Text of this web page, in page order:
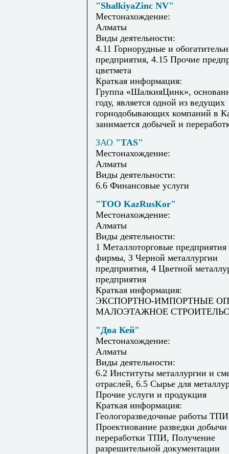
"ShalkiyaZinc NV"
Местонахождение:
Алматы
Виды деятельности:
4.11 Горнорудные и
предприятия, 4.15 Прочие
цветмета
Краткая информация:
Группа «ШалкияЦинк»,
году, является одной из ведущих
горнодобывающих компаний в
занимается добычей и
ЗАО "TAS"
Местонахождение:
Алматы
Виды деятельности:
6.6 Финансовые услуги
"TOO KazRusKor"
Местонахождение:
Алматы
Виды деятельности:
1 Металлоторговые предприятия
фирмы, 3 Черной металлургии
предприятия, 4 Цветной
предприятия
Краткая информация:
ЭКСПОРТНО-ИМПОРТНЫЕ
МАЛОЭТАЖНОЕ
"Два Кей"
Местонахождение:
Алматы
Виды деятельности:
6.2 Институты металлургии и
отраслей, 6.5 Сырье для
Прочие услуги и продукция
Краткая информация:
Геологоразведочные работы
Проектиование разведки добычи
переработки ТПИ, Получение
разрешительной документации